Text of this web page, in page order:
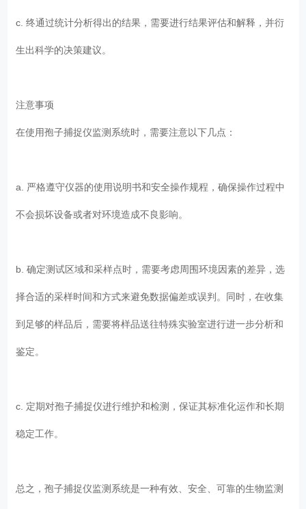
c. 终通过统计分析得出的结果，需要进行结果评估和解释，并衍
生出科学的决策建议。
注意事项
在使用孢子捕捉仪监测系统时，需要注意以下几点：
a. 严格遵守仪器的使用说明书和安全操作规程，确保操作过程中
不会损坏设备或者对环境造成不良影响。
b. 确定测试区域和采样点时，需要考虑周围环境因素的差异，选
择合适的采样时间和方式来避免数据偏差或误判。同时，在收集
到足够的样品后，需要将样品送往特殊实验室进行进一步分析和
鉴定。
c. 定期对孢子捕捉仪进行维护和检测，保证其标准化运作和长期
稳定工作。
总之，孢子捕捉仪监测系统是一种有效、安全、可靠的生物监测